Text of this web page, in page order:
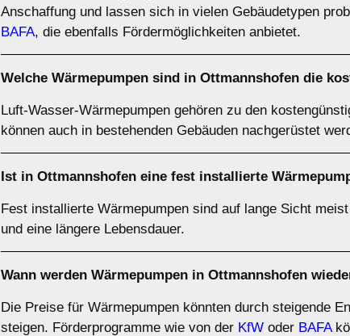
Anschaffung und lassen sich in vielen Gebäudetypen
BAFA, die ebenfalls Fördermöglichkeiten anbietet.
Welche Wärmepumpen sind in Ottmannshofen die
Luft-Wasser-Wärmepumpen gehören zu den
können auch in bestehenden Gebäuden nachgerüstet
Ist in Ottmannshofen eine fest installierte
Fest installierte Wärmepumpen sind auf lange Sicht
und eine längere Lebensdauer.
Wann werden Wärmepumpen in Ottmannshofen
Die Preise für Wärmepumpen könnten durch steigende
steigen. Förderprogramme wie von der KfW oder BAFA